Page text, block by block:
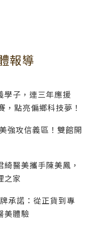
報導
學子，連三年應援
，點亮偏鄉科技夢！
強攻信義區！雙館開
醫美攜手陳美鳳，
之家
承諾：從正貨到專
美體驗